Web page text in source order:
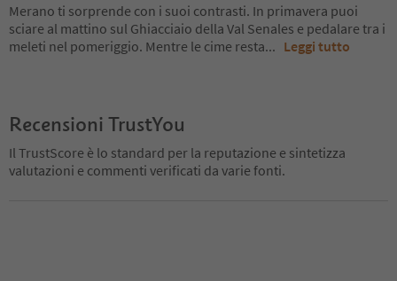
Merano ti sorprende con i suoi contrasti. In primavera puoi
sciare al mattino sul Ghiacciaio della Val Senales e pedalare tra i
meleti nel pomeriggio. Mentre le cime resta... Leggi tutto
Recensioni TrustYou
Il TrustScore è lo standard per la reputazione e sintetizza
valutazioni e commenti verificati da varie fonti.